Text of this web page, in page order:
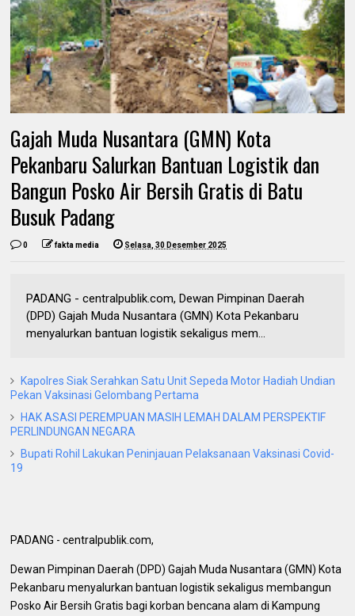
Gajah Muda Nusantara (GMN) Kota
Pekanbaru Salurkan Bantuan Logistik dan
Bangun Posko Air Bersih Gratis di Batu
Busuk Padang
0 fakta media Selasa, 30 Desember 2025
PADANG - centralpublik.com, Dewan Pimpinan Daerah
(DPD) Gajah Muda Nusantara (GMN) Kota Pekanbaru
menyalurkan bantuan logistik sekaligus mem...
Kapolres Siak Serahkan Satu Unit Sepeda Motor Hadiah Undian
Pekan Vaksinasi Gelombang Pertama
HAK ASASI PEREMPUAN MASIH LEMAH DALAM PERSPEKTIF
PERLINDUNGAN NEGARA
Bupati Rohil Lakukan Peninjauan Pelaksanaan Vaksinasi Covid-
19
PADANG - centralpublik.com,
Dewan Pimpinan Daerah (DPD) Gajah Muda Nusantara (GMN) Kota
Pekanbaru menyalurkan bantuan logistik sekaligus membangun
Posko Air Bersih Gratis bagi korban bencana alam di Kampung